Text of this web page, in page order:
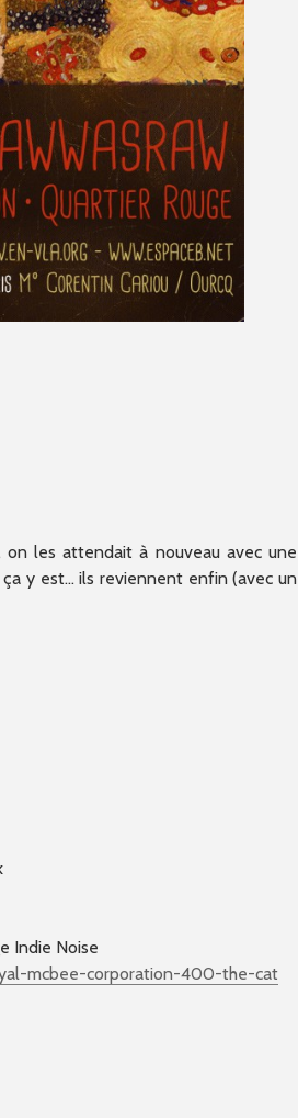
on les attendait à nouveau avec une
y est… ils reviennent enfin (avec un
Indie Noise
mcbee-corporation-400-the-cat